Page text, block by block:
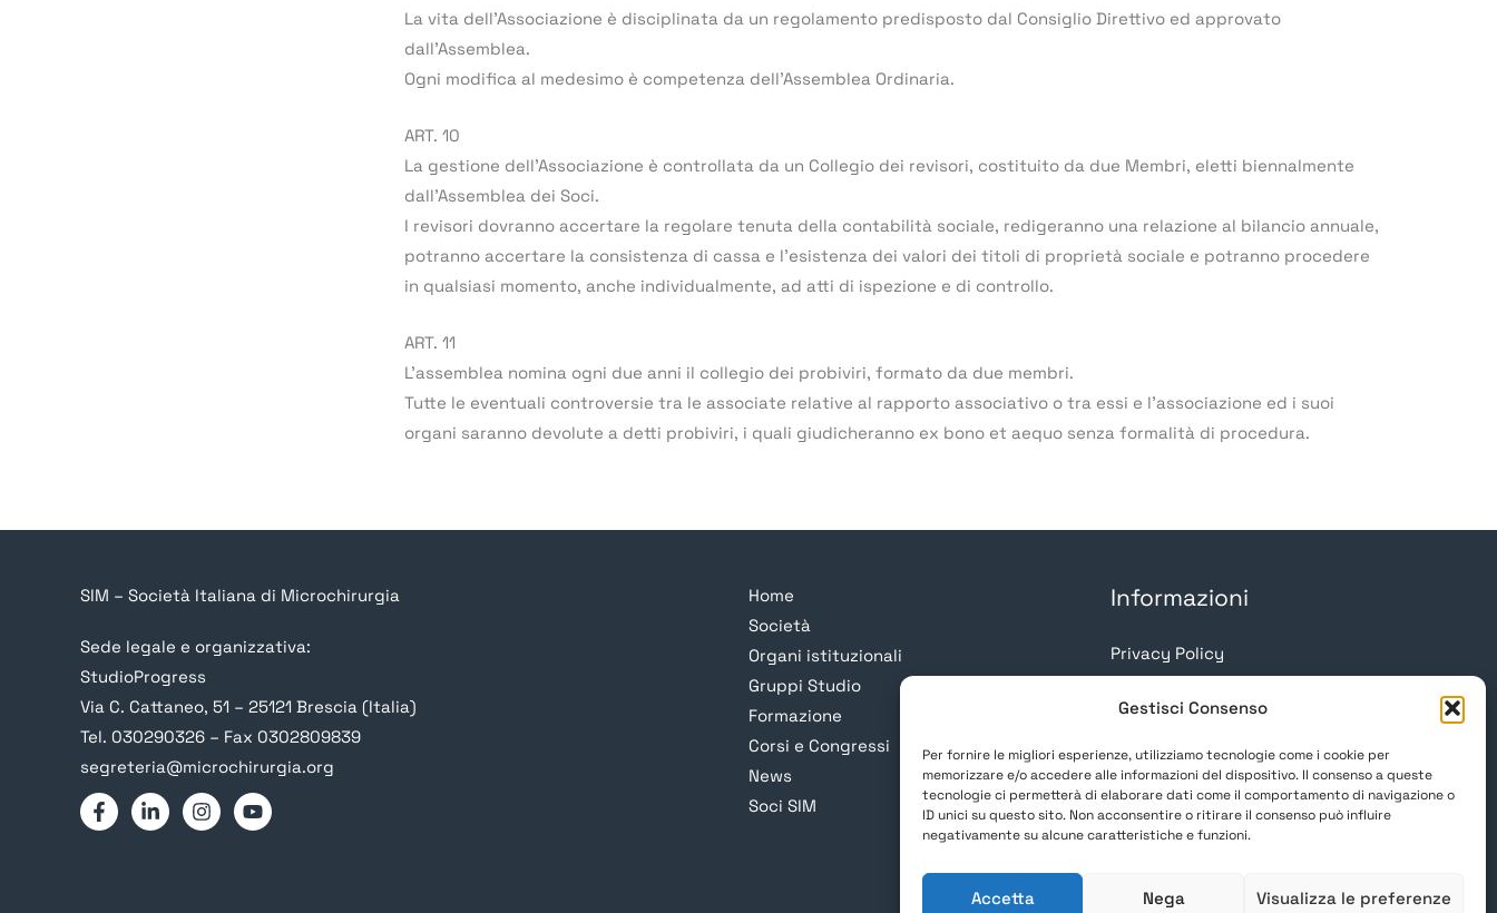
Gestisci Consenso
Per fornire le migliori esperienze, utilizziamo tecnologie come i cookie per
memorizzare e/o accedere alle informazioni del dispositivo. Il consenso a queste
tecnologie ci permetterà di elaborare dati come il comportamento di navigazione o
ID unici su questo sito. Non acconsentire o ritirare il consenso può influire
negativamente su alcune caratteristiche e funzioni.
Accetta Nega Visualizza le preferenze
La vita dell’Associazione è disciplinata da un regolamento predisposto dal Consiglio Direttivo ed approvato
dall’Assemblea.
Ogni modifica al medesimo è competenza dell’Assemblea Ordinaria.
ART. 10
La gestione dell’Associazione è controllata da un Collegio dei revisori, costituito da due Membri, eletti biennalmente
dall’Assemblea dei Soci.
I revisori dovranno accertare la regolare tenuta della contabilità sociale, redigeranno una relazione al bilancio annuale,
potranno accertare la consistenza di cassa e l’esistenza dei valori dei titoli di proprietà sociale e potranno procedere
in qualsiasi momento, anche individualmente, ad atti di ispezione e di controllo.
ART. 11
L’assemblea nomina ogni due anni il collegio dei probiviri, formato da due membri.
Tutte le eventuali controversie tra le associate relative al rapporto associativo o tra essi e l’associazione ed i suoi
organi saranno devolute a detti probiviri, i quali giudicheranno ex bono et aequo senza formalità di procedura.
SIM – Società Italiana di Microchirurgia
Sede legale e organizzativa:
StudioProgress
Via C. Cattaneo, 51 – 25121 Brescia (Italia)
Tel. 030290326 – Fax 0302809839
segreteria@microchirurgia.org
Home
Società
Organi istituzionali
Gruppi Studio
Formazione
Corsi e Congressi
News
Soci SIM
Informazioni
Privacy Policy